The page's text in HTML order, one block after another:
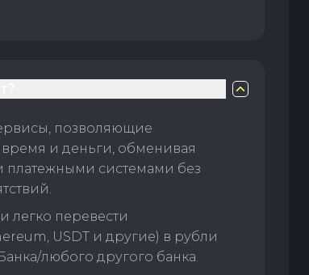
позволяющие
и деньги, обменивая
системами без
легко перевести
USDT и другие) в рубли
любого другого банка.